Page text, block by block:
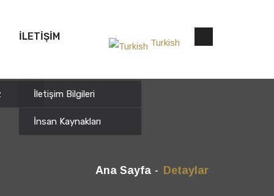
İLETİŞİM
İletişim Bilgileri
İnsan Kaynakları
Turkish
Ana Sayfa Detaylar